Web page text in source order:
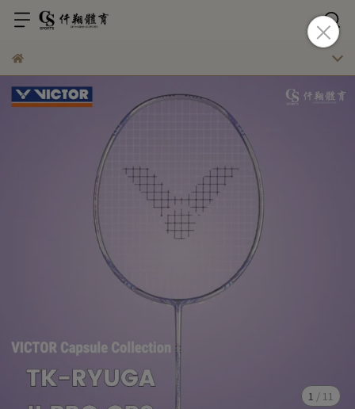
1 / 11